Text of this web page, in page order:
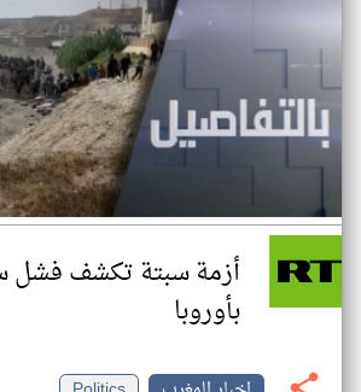
أزمة سبتة تكشف فشل
بأوروبا